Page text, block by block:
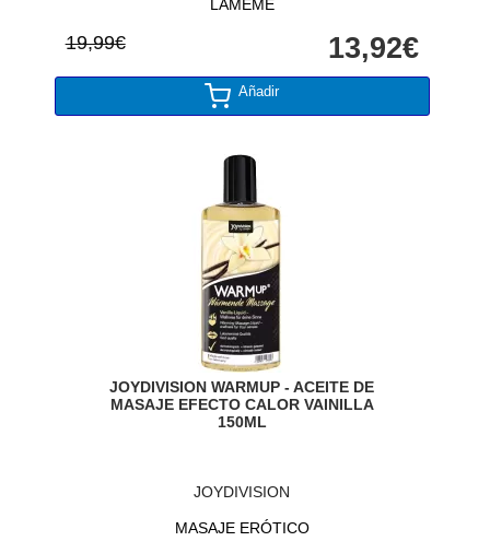
LÁMEME
19,99€ 13,92€
Añadir
JOYDIVISION WARMUP - ACEITE DE
MASAJE EFECTO CALOR VAINILLA
150ML
JOYDIVISION
MASAJE ERÓTICO